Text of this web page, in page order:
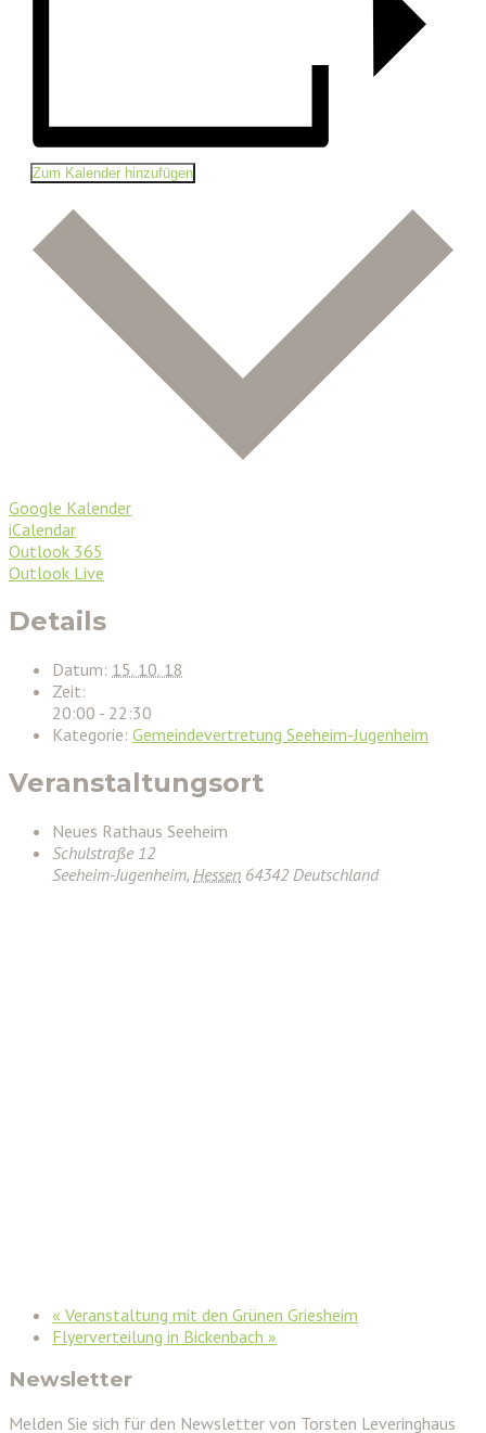
Zum Kalender hinzufügen
Google Kalender
iCalendar
Outlook 365
Outlook Live
Details
Datum: 15. 10. 18
Zeit:
20:00 - 22:30
Kategorie: Gemeindevertretung Seeheim-Jugenheim
Veranstaltungsort
Neues Rathaus Seeheim
Schulstraße 12
Seeheim-Jugenheim, Hessen 64342 Deutschland
« Veranstaltung mit den Grünen Griesheim
Flyerverteilung in Bickenbach »
Newsletter
Melden Sie sich für den Newsletter von Torsten Leveringhaus